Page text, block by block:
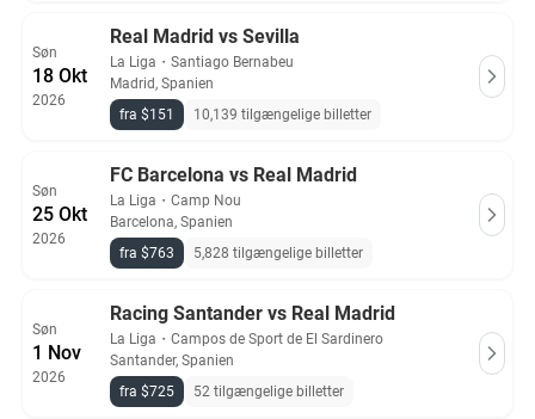
Søn
18 Okt
2026
Real Madrid vs Sevilla
La Liga ・ Santiago Bernabeu
Madrid, Spanien
fra $151
10,139 tilgængelige billetter
Søn
25 Okt
2026
FC Barcelona vs Real Madrid
La Liga ・ Camp Nou
Barcelona, Spanien
fra $763
5,828 tilgængelige billetter
Søn
1 Nov
2026
Racing Santander vs Real Madrid
La Liga ・ Campos de Sport de El Sardinero
Santander, Spanien
fra $725
52 tilgængelige billetter